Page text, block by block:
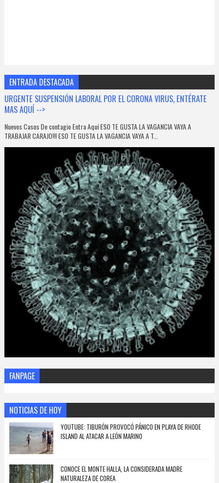
ENTRADA DESTACADA
URGENTE SUSPENSIÓN LABORAL POR EL CORONA VIRUS, ENTÉRATE
MAS AQUÍ -->
Nuevos Casos De contagio Entra Aquí ESO TE GUSTA LA VAGANCIA VAYA A
TRABAJAR CARAJO!!! ESO TE GUSTA LA VAGANCIA VAYA A T...
FANPAGE
NOTICIAS DE HOY
YOUTUBE: TIBURÓN PROVOCÓ PÁNICO EN PLAYA DE RHODE
ISLAND AL ATACAR A LEÓN MARINO
CONOCE EL MONTE HALLA, LA CONSIDERADA MADRE
NATURALEZA DE COREA